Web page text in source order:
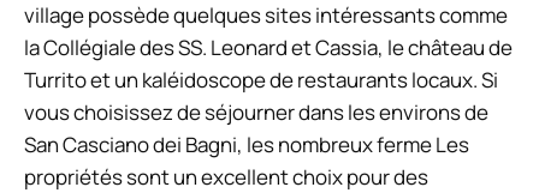
village possède quelques sites intéressants comme
la Collégiale des SS. Leonard et Cassia, le château de
Turrito et un kaléidoscope de restaurants locaux. Si
vous choisissez de séjourner dans les environs de
San Casciano dei Bagni, les nombreuxfermeLes
propriétés sont un excellent choix pour des